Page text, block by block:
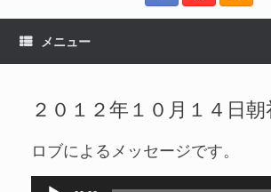
メニュー
２０１２年１０月１４日
ロブによるメッセージです。